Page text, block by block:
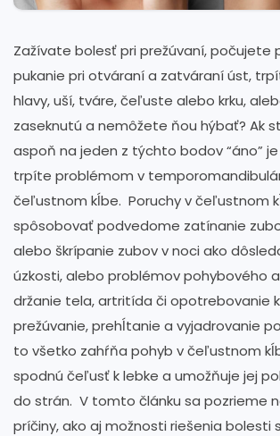
Zažívate bolesť pri prežúvaní, počujete
pukanie pri otváraní a zatváraní úst,
hlavy, uší, tváre, čeľuste alebo krku,
zaseknutú a nemôžete ňou hýbať? Ak
aspoň na jeden z týchto bodov “áno” je
trpíte problémom v
čeľustnom kĺbe. Poruchy v čeľustnom
spôsobovať podvedome zatínanie
alebo škrípanie zubov v noci ako
úzkosti, alebo problémov pohybového
držanie tela, artritída či opotrebovanie
prežúvanie, prehĺtanie a vyjadrovanie
to všetko zahŕňa pohyb v čeľustnom
spodnú čeľusť k lebke a umožňuje jej
do strán. V tomto článku sa pozrieme
príčiny, ako aj možnosti riešenia bolesti